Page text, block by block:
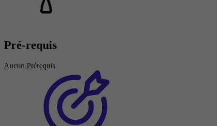
Pré-requis
Aucun Prérequis